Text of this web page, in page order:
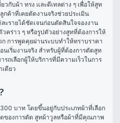
กับผ้า ทรง และดีเทลต่าง ๆ เพื่อให้สูท
กค้าที่เคยตัดงานจริงช่วยประเมิน
รายได้ชัดเจนก่อนตัดสินใจจองงาน
คร่าว ๆ หรือรูปตัวอย่างสูทที่ต้องการให้
ก การพูดคุยผ่านระบบทำให้ทราบราคา
เริ่มงานจริง สำหรับผู้ที่ต้องการตัดสูท
ถเลือกผู้ให้บริการที่มีความเร็วในการ
ดียว
บาท โดยขึ้นอยู่กับประเภทผ้าที่เลือก
ของการตัด สูทผ้าวูลหรือผ้าที่มีคุณภาพ